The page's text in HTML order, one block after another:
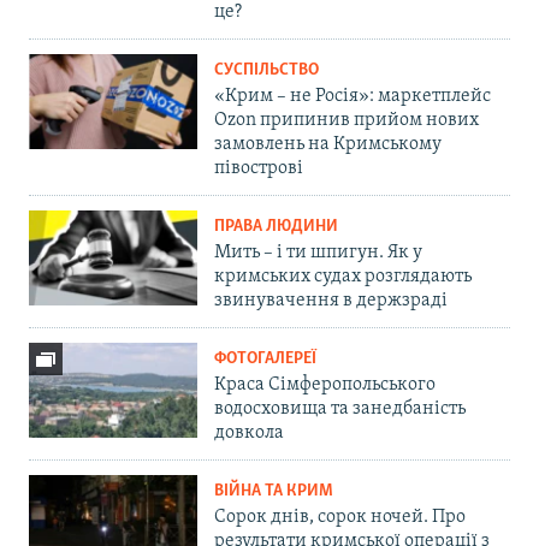
це?
СУСПІЛЬСТВО
«Крим – не Росія»: маркетплейс
Ozon припинив прийом нових
замовлень на Кримському
півострові
ПРАВА ЛЮДИНИ
Мить – і ти шпигун. Як у
кримських судах розглядають
звинувачення в держзраді
ФОТОГАЛЕРЕЇ
Краса Сімферопольського
водосховища та занедбаність
довкола
ВІЙНА ТА КРИМ
Сорок днів, сорок ночей. Про
результати кримської операції з